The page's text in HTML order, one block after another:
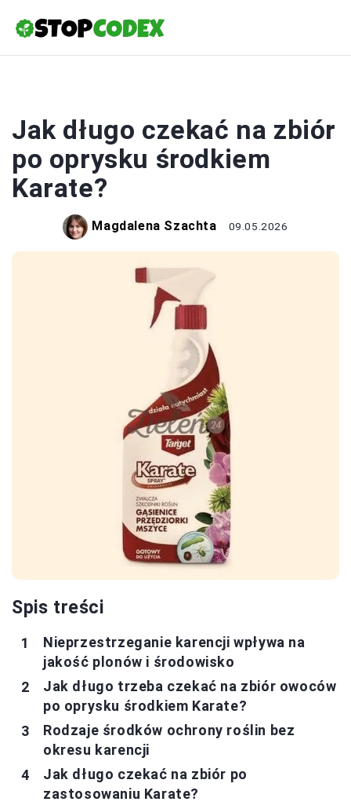
Jak długo czekać na zbiór
po oprysku środkiem
Karate?
Magdalena Szachta 09.05.2026
Spis treści
Nieprzestrzeganie karencji wpływa na
jakość plonów i środowisko
Jak długo trzeba czekać na zbiór owoców
po oprysku środkiem Karate?
Rodzaje środków ochrony roślin bez
okresu karencji
Jak długo czekać na zbiór po
zastosowaniu Karate?